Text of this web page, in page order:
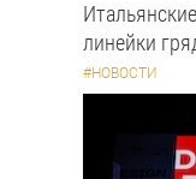
линейки
#НОВОСТИ